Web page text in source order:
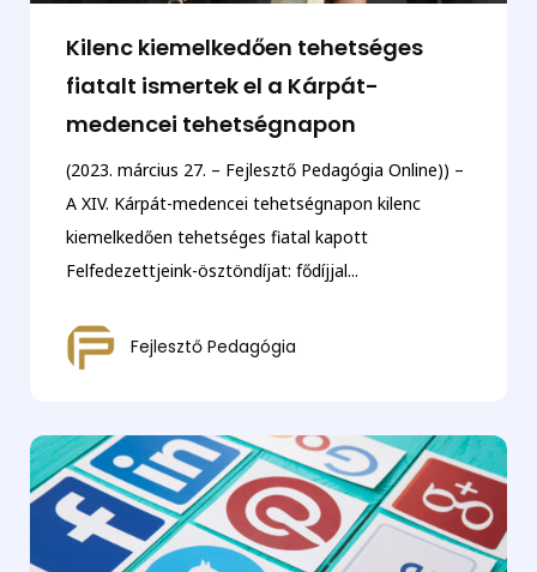
Kilenc kiemelkedően tehetséges
fiatalt ismertek el a Kárpát-
medencei tehetségnapon
(2023. március 27. – Fejlesztő Pedagógia Online)) –
A XIV. Kárpát-medencei tehetségnapon kilenc
kiemelkedően tehetséges fiatal kapott
Felfedezettjeink-ösztöndíjat: fődíjjal...
Fejlesztő Pedagógia